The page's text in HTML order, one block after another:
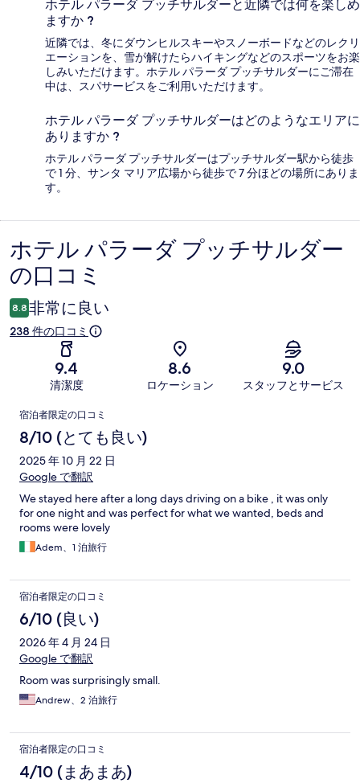
ホテル パラーダ プッチサルダーと近隣では何を楽しめ
ますか ?
近隣では、冬にダウンヒルスキーやスノーボードなどのレクリ
エーションを、雪が解けたらハイキングなどのスポーツをお楽
しみいただけます。ホテル パラーダ プッチサルダーにご滞在
中は、スパサービスをご利用いただけます。
ホテル パラーダ プッチサルダーはどのようなエリアに
ありますか ?
ホテル パラーダ プッチサルダーはプッチサルダー駅から徒歩
で 1 分、サンタ マリア広場から徒歩で 7 分ほどの場所にありま
す。
口
コ
ミ
ホテル パラーダ プッチサルダー
の口コミ
8.8 非常に良い
238 件の口コミ
9.4
清潔度
8.6
ロケーション
9.0
スタッフとサービス
口
コ
ミ
宿泊者限定の口コミ
8/10 (とても良い)
2025 年 10 月 22 日
Google で翻訳
We stayed here after a long days driving on a bike , it was only
for one night and was perfect for what we wanted, beds and
rooms were lovely
Adem、1 泊旅行
宿泊者限定の口コミ
6/10 (良い)
2026 年 4 月 24 日
Google で翻訳
Room was surprisingly small.
Andrew、2 泊旅行
宿泊者限定の口コミ
4/10 (まあまあ)